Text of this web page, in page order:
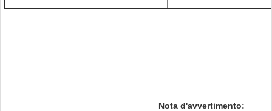
Nota d'avvertimento: